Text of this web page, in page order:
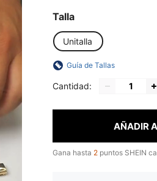
Talla
Unitalla
Guía de Tallas
Cantidad:
AÑADIR
Gana hasta 2 puntos SHEIN